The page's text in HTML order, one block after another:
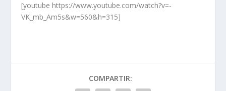
[youtube https://www.youtube.com/watch?v=-
VK_mb_Am5s&w=560&h=315]
COMPARTIR: